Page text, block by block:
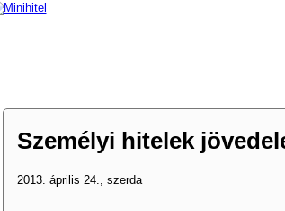
Személyi hitelek
2013. április 24., szerda